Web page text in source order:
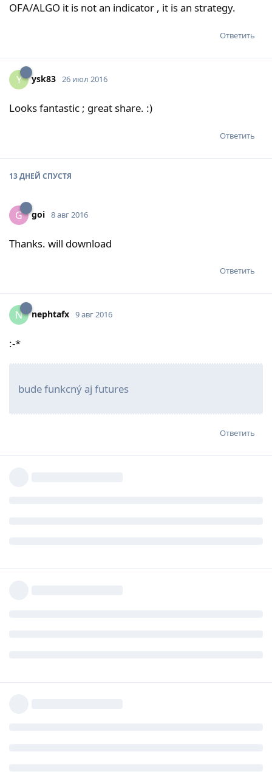
OFA/ALGO it is not an indicator , it is an strategy.
Ответить
Y ysk83 26 июл 2016
Looks fantastic ; great share. :)
Ответить
13 ДНЕЙ СПУСТЯ
G goi 8 авг 2016
Thanks. will download
Ответить
N nephtafx 9 авг 2016
:-*
bude funkcný aj futures
Ответить